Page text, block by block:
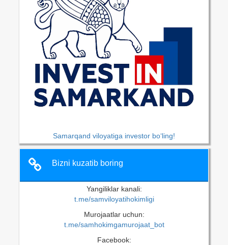
Samarqand viloyatiga investor bo‘ling!
Bizni kuzatib boring
Yangiliklar kanali:
t.me/samviloyatihokimligi
Murojaatlar uchun:
t.me/samhokimgamurojaat_bot
Facebook: